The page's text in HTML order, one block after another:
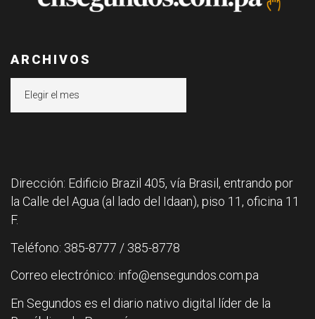
ARCHIVOS
Dirección: Edificio Brazil 405, vía Brasil, entrando por
la Calle del Agua (al lado del Idaan), piso 11, oficina 11
F.
Teléfono: 385-8777 / 385-8778
Correo electrónico: info@ensegundos.com.pa
En Segundos es el diario nativo digital líder de la